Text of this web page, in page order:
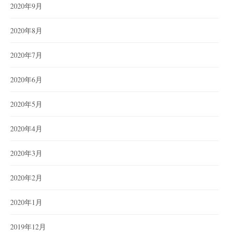
2020年9月
2020年8月
2020年7月
2020年6月
2020年5月
2020年4月
2020年3月
2020年2月
2020年1月
2019年12月